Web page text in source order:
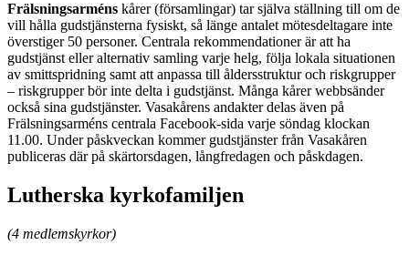
Frälsningsarméns kårer (församlingar) tar själva ställning till om de
vill hålla gudstjänsterna fysiskt, så länge antalet mötesdeltagare inte
överstiger 50 personer. Centrala rekommendationer är att ha
gudstjänst eller alternativ samling varje helg, följa lokala situationen
av smittspridning samt att anpassa till åldersstruktur och riskgrupper
– riskgrupper bör inte delta i gudstjänst. Många kårer webbsänder
också sina gudstjänster. Vasakårens andakter delas även på
Frälsningsarméns centrala Facebook-sida varje söndag klockan
11.00. Under påskveckan kommer gudstjänster från Vasakåren
publiceras där på skärtorsdagen, långfredagen och påskdagen.
Lutherska kyrkofamiljen
(4 medlemskyrkor)